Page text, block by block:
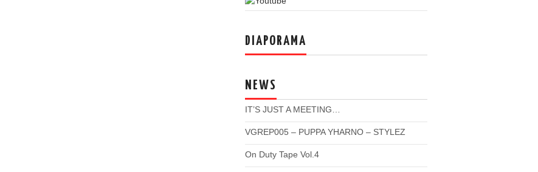
DIAPORAMA
NEWS
IT’S JUST A MEETING…
VGREP005 – PUPPA YHARNO – STYLEZ
On Duty Tape Vol.4